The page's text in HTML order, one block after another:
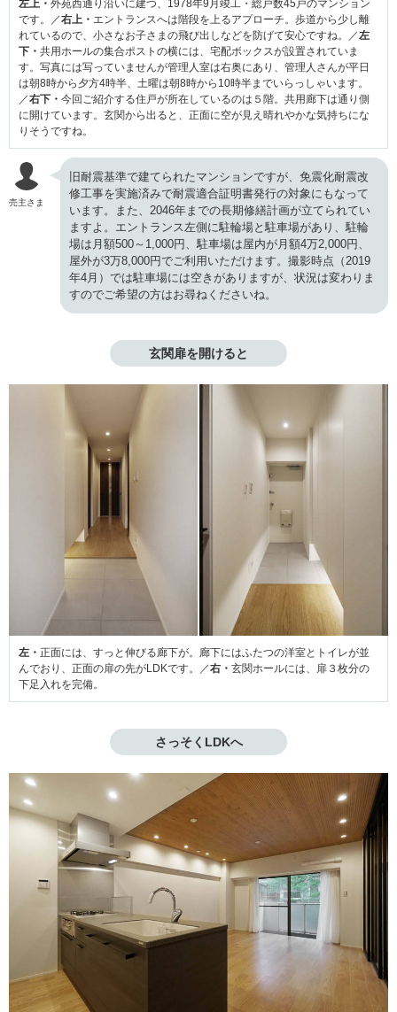
左上・ 外苑西通り沿いに建つ、1978年9月竣工・総戸数45戸のマンション
です。／右上・ エントランスへは階段を上るアプローチ。歩道から少し離
れているので、小さなお子さまの飛び出しなどを防げて安心ですね。／左
下・ 共用ホールの集合ポストの横には、宅配ボックスが設置されていま
す。写真には写っていませんが管理人室は右奥にあり、管理人さんが平日
は朝8時から夕方4時半、土曜は朝8時から10時半までいらっしゃいます。
／右下・ 今回ご紹介する住戸が所在しているのは５階。共用廊下は通り側
に開けています。玄関から出ると、正面に空が見え晴れやかな気持ちにな
りそうですね。
売主さま
旧耐震基準で建てられたマンションですが、免震化耐震改
修工事を実施済みで耐震適合証明書発行の対象にもなって
います。また、2046年までの長期修繕計画が立てられてい
ますよ。エントランス左側に駐輪場と駐車場があり、駐輪
場は月額500～1,000円、駐車場は屋内が月額4万2,000円、
屋外が3万8,000円でご利用いただけます。撮影時点（2019
年4月）では駐車場には空きがありますが、状況は変わりま
すのでご希望の方はお尋ねくださいね。
玄関扉を開けると
左・ 正面には、すっと伸びる廊下が。廊下にはふたつの洋室とトイレが並
んでおり、正面の扉の先がLDKです。／右・ 玄関ホールには、扉３枚分の
下足入れを完備。
さっそくLDKへ